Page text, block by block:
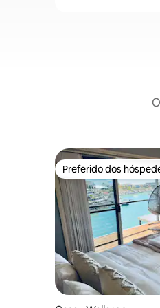
Preferido dos
Preferido dos